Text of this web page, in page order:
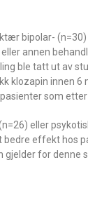
bipolar-
annen
ble tatt ut av
klozapin innen 6
som
eller
effekt hos
for denne